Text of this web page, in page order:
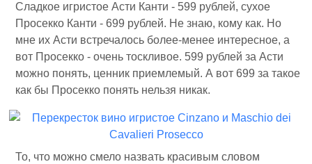
Сладкое игристое Асти Канти - 599 рублей, сухое
Просекко Канти - 699 рублей. Не знаю, кому как. Но
мне их Асти встречалось более-менее интересное, а
вот Просекко - очень тоскливое. 599 рублей за Асти
можно понять, ценник приемлемый. А вот 699 за такое
как бы Просекко понять нельзя никак.
То, что можно смело назвать красивым словом